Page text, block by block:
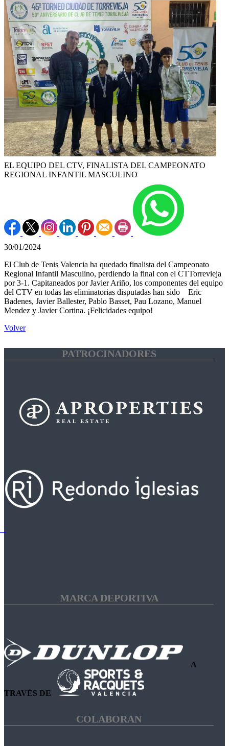
EL EQUIPO DEL CTV, FINALISTA DEL CAMPEONATO
REGIONAL INFANTIL MASCULINO
30/01/2024
El Club de Tenis Valencia ha quedado finalista del Campeonato
Regional Infantil Masculino, perdiendo la final con el CTTorrevieja
por 3-1. Capitaneados por Javier Ariño, los componentes del equipo
del CTV en todas las eliminatorias disputadas han sido Eric
Badenes, Javier Ballester, Pablo Basset, Pau Lozano, Manuel
Mendez y Javier Cortina. ¡Felicidades equipo!
Volver
PATROCINADORES
MARCA DEPORTIVA
A
TRAVÉS DE
COLABORAN